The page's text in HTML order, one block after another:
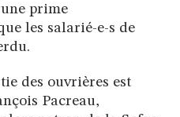
prime
les salarié-e-s de
des ouvrières est
Pacreau,